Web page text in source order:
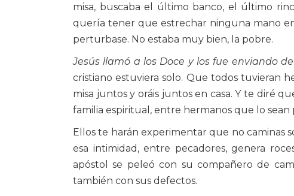
misa, buscaba el último banco, el último
quería tener que estrechar ninguna mano
perturbase. No estaba muy bien, la pobre.
Jesús llamó a los Doce y los fue enviando
cristiano estuviera solo. Que todos tuvieran
misa juntos y oráis juntos en casa. Y te diré
familia espiritual, entre hermanos que lo sean
Ellos te harán experimentar que no caminas
esa intimidad, entre pecadores, genera
apóstol se peleó con su compañero de
también con sus defectos.